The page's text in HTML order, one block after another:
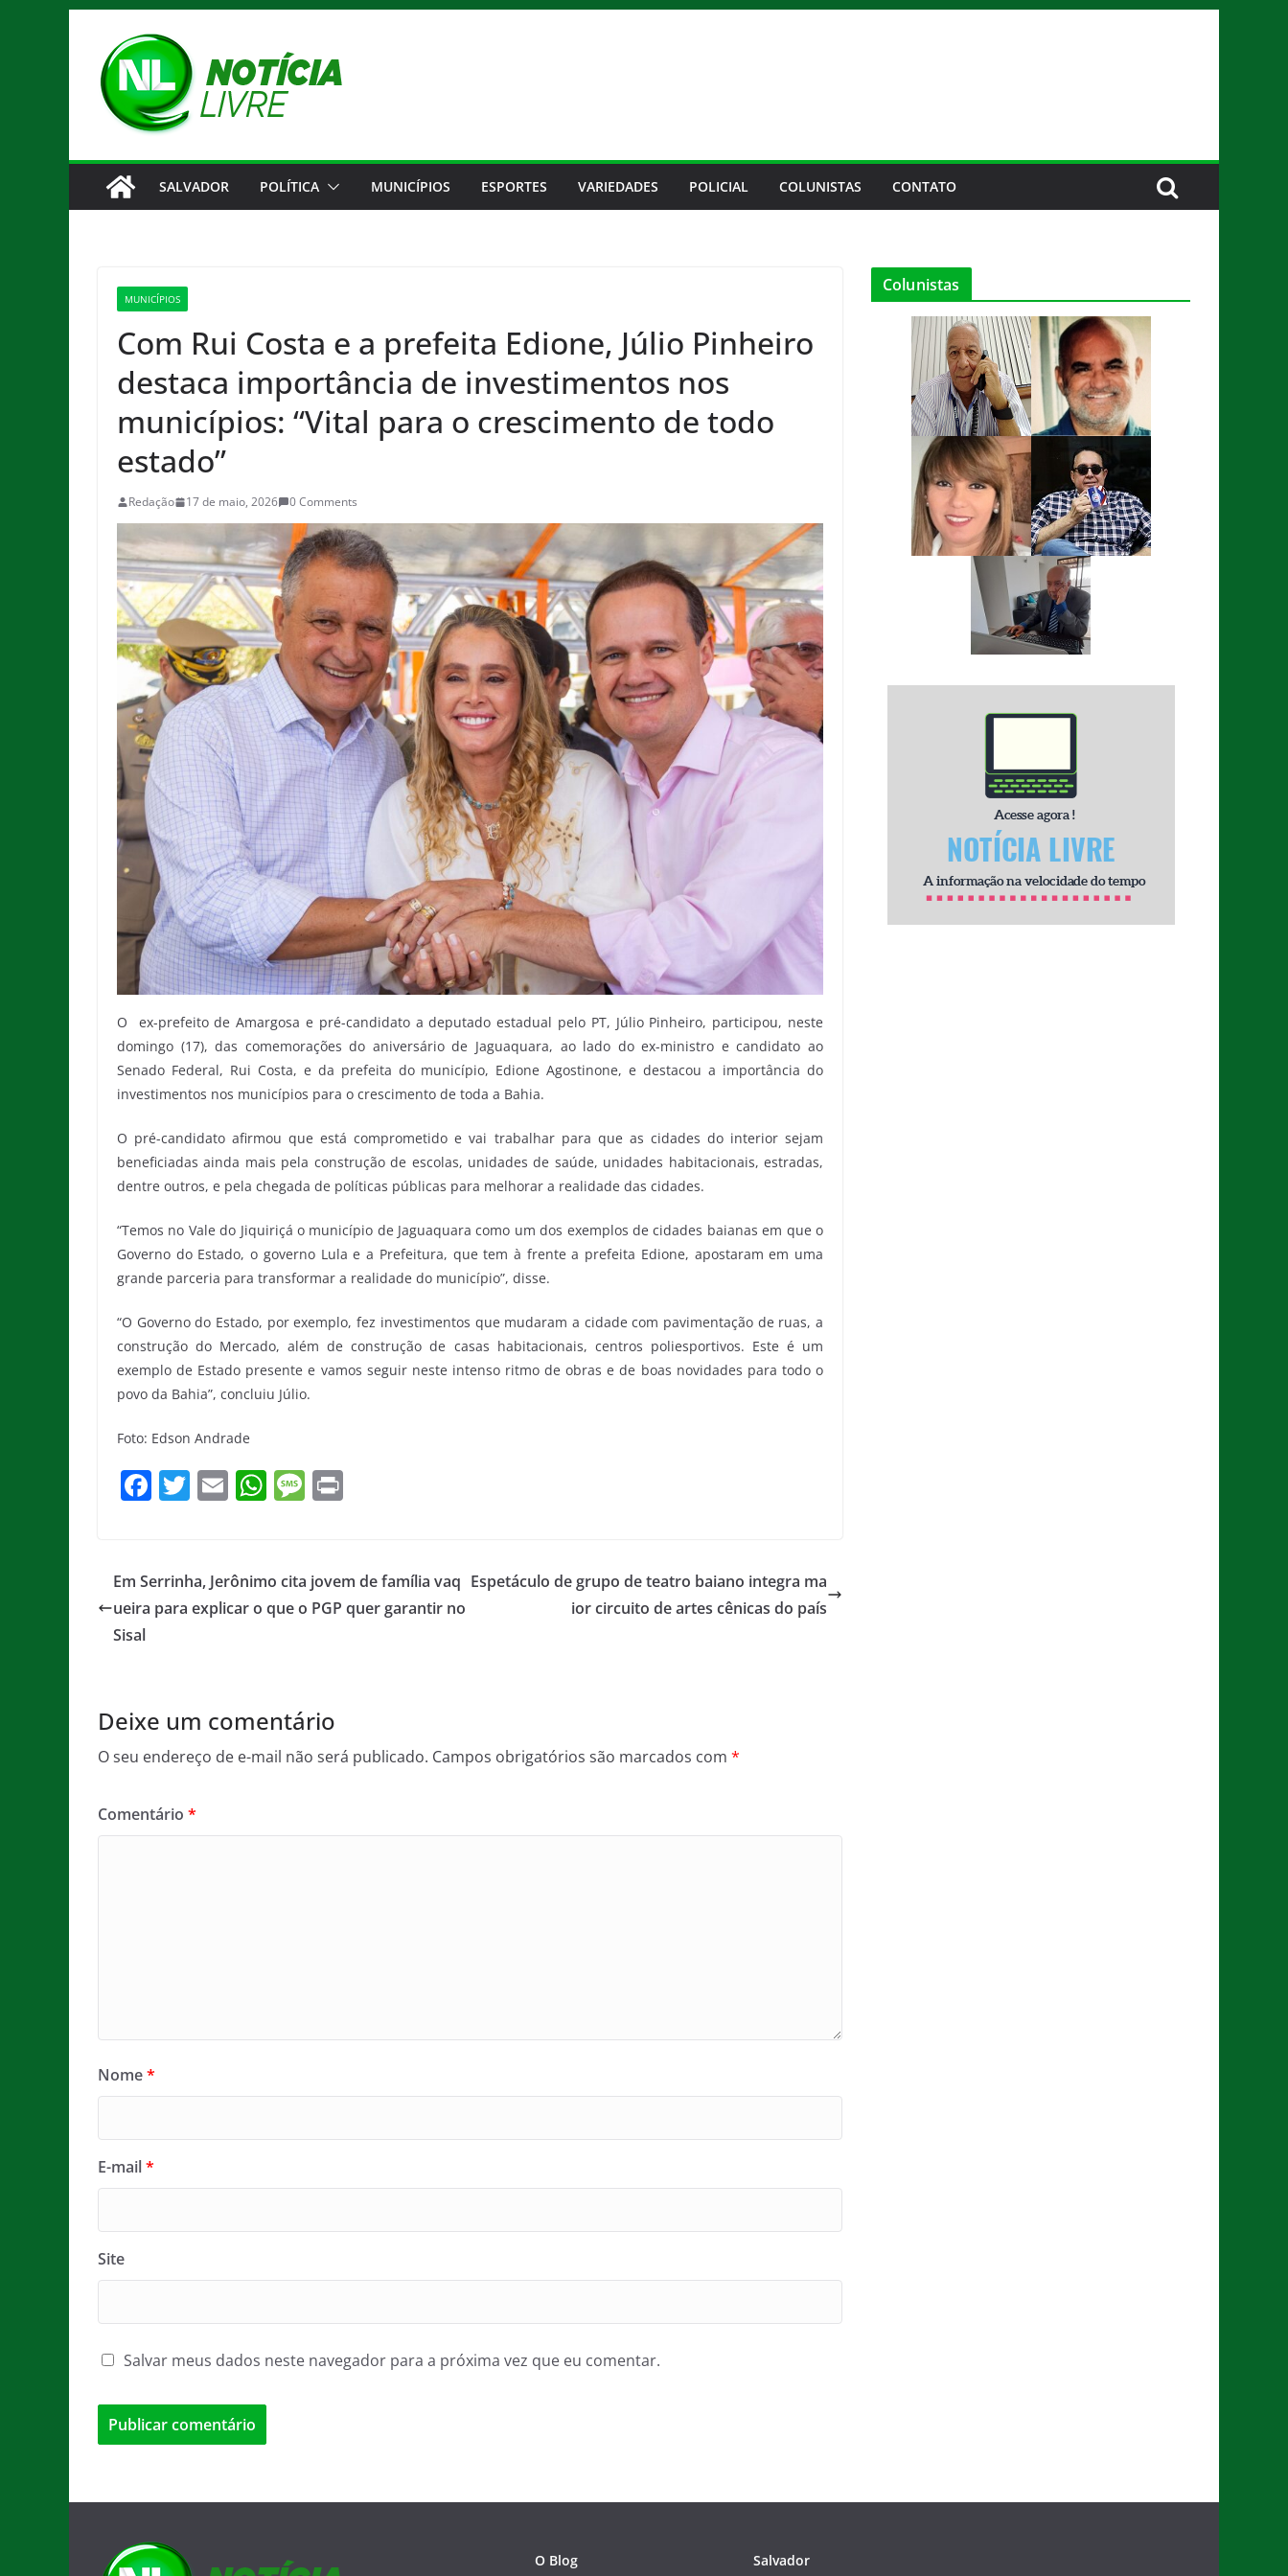
conteúdo
SALVADOR POLÍTICA MUNICÍPIOS ESPORTES VARIEDADES POLICIAL COLUNISTAS CONTATO
MUNICÍPIOS
Com Rui Costa e a prefeita Edione, Júlio Pinheiro
destaca importância de investimentos nos
municípios: “Vital para o crescimento de todo
estado”
Redação 17 de maio, 2026 0 Comments
O ex-prefeito de Amargosa e pré-candidato a deputado estadual pelo PT, Júlio Pinheiro, participou, neste
domingo (17), das comemorações do aniversário de Jaguaquara, ao lado do ex-ministro e candidato ao
Senado Federal, Rui Costa, e da prefeita do município, Edione Agostinone, e destacou a importância do
investimentos nos municípios para o crescimento de toda a Bahia.
O pré-candidato afirmou que está comprometido e vai trabalhar para que as cidades do interior sejam
beneficiadas ainda mais pela construção de escolas, unidades de saúde, unidades habitacionais, estradas,
dentre outros, e pela chegada de políticas públicas para melhorar a realidade das cidades.
“Temos no Vale do Jiquiriçá o município de Jaguaquara como um dos exemplos de cidades baianas em que o
Governo do Estado, o governo Lula e a Prefeitura, que tem à frente a prefeita Edione, apostaram em uma
grande parceria para transformar a realidade do município”, disse.
“O Governo do Estado, por exemplo, fez investimentos que mudaram a cidade com pavimentação de ruas, a
construção do Mercado, além de construção de casas habitacionais, centros poliesportivos. Este é um
exemplo de Estado presente e vamos seguir neste intenso ritmo de obras e de boas novidades para todo o
povo da Bahia”, concluiu Júlio.
Foto: Edson Andrade
F
e
b
T
er
E
l
W
s
A
M
a
g
Em Serrinha, Jerônimo cita jovem de família vaq
ueira para explicar o que o PGP quer garantir no
Sisal
Espetáculo de grupo de teatro baiano integra ma
ior circuito de artes cênicas do país
Deixe um comentário
O seu endereço de e-mail não será publicado. Campos obrigatórios são marcados com *
Comentário *
Nome*
E-mail*
Site
Salvar meus dados neste navegador para a próxima vez que eu comentar.
Colunistas
O Blog Salvador